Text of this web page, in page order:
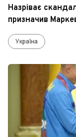
Назріває
призначив
Україна